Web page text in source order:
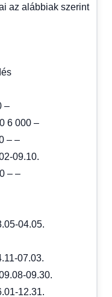
az alábbiak szerint
–
6 000 –
– –
09.10.
– –
04.05.
07.03.
09.30.
12.31.